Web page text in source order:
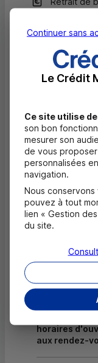
Dépôt de
Dépôt
Retrait de
Dépôt de
Dépôt
Dépôt de
Masquer
l'ouverture
Où trouver
horaires
aux rendez-
Continuer sans
Le Crédit
Ce site utilise
son bon
mesurer son
de vous
personnalisées
navigation.
Nous conservons
pouvez à tout
lien « Gestion
du site.